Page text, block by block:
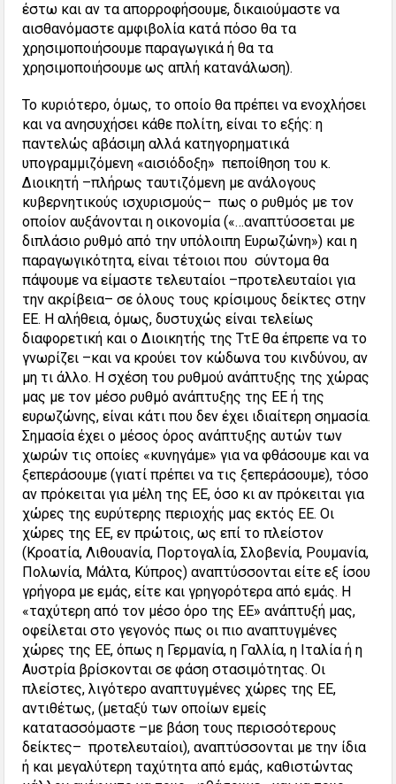
έστω και αν τα απορροφήσουμε, δικαιούμαστε να
αισθανόμαστε αμφιβολία κατά πόσο θα τα
χρησιμοποιήσουμε παραγωγικά ή θα τα
χρησιμοποιήσουμε ως απλή κατανάλωση).
Το κυριότερο, όμως, το οποίο θα πρέπει να ενοχλήσει
και να ανησυχήσει κάθε πολίτη, είναι το εξής: η
παντελώς αβάσιμη αλλά κατηγορηματικά
υπογραμμιζόμενη «αισιόδοξη» πεποίθηση του κ.
Διοικητή –πλήρως ταυτιζόμενη με ανάλογους
κυβερνητικούς ισχυρισμούς– πως ο ρυθμός με τον
οποίον αυξάνονται η οικονομία («…αναπτύσσεται με
διπλάσιο ρυθμό από την υπόλοιπη Ευρωζώνη») και η
παραγωγικότητα, είναι τέτοιοι που σύντομα θα
πάψουμε να είμαστε τελευταίοι –προτελευταίοι για
την ακρίβεια– σε όλους τους κρίσιμους δείκτες στην
ΕΕ. Η αλήθεια, όμως, δυστυχώς είναι τελείως
διαφορετική και ο Διοικητής της ΤτΕ θα έπρεπε να το
γνωρίζει –και να κρούει τον κώδωνα του κινδύνου, αν
μη τι άλλο. Η σχέση του ρυθμού ανάπτυξης της χώρας
μας με τον μέσο ρυθμό ανάπτυξης της ΕΕ ή της
ευρωζώνης, είναι κάτι που δεν έχει ιδιαίτερη σημασία.
Σημασία έχει ο μέσος όρος ανάπτυξης αυτών των
χωρών τις οποίες «κυνηγάμε» για να φθάσουμε και να
ξεπεράσουμε (γιατί πρέπει να τις ξεπεράσουμε), τόσο
αν πρόκειται για μέλη της ΕΕ, όσο κι αν πρόκειται για
χώρες της ευρύτερης περιοχής μας εκτός ΕΕ. Οι
χώρες της ΕΕ, εν πρώτοις, ως επί το πλείστον
(Κροατία, Λιθουανία, Πορτογαλία, Σλοβενία, Ρουμανία,
Πολωνία, Μάλτα, Κύπρος) αναπτύσσονται είτε εξ ίσου
γρήγορα με εμάς, είτε και γρηγορότερα από εμάς. Η
«ταχύτερη από τον μέσο όρο της ΕΕ» ανάπτυξή μας,
οφείλεται στο γεγονός πως οι πιο αναπτυγμένες
χώρες της ΕΕ, όπως η Γερμανία, η Γαλλία, η Ιταλία ή η
Αυστρία βρίσκονται σε φάση στασιμότητας. Οι
πλείστες, λιγότερο αναπτυγμένες χώρες της ΕΕ,
αντιθέτως, (μεταξύ των οποίων εμείς
κατατασσόμαστε –με βάση τους περισσότερους
δείκτες– προτελευταίοι), αναπτύσσονται με την ίδια
ή και μεγαλύτερη ταχύτητα από εμάς, καθιστώντας